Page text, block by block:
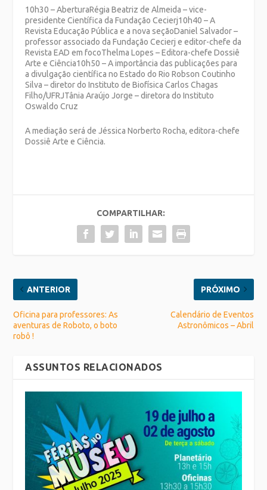
10h30 – AberturaRégia Beatriz de Almeida – vice-
presidente Científica da Fundação Cecierj10h40 – A
Revista Educação Pública e a nova seçãoDaniel Salvador –
professor associado da Fundação Cecierj e editor-chefe da
Revista EAD em focoThelma Lopes – Editora-chefe Dossiê
Arte e Ciência10h50 – A importância das publicações para
a divulgação científica no Estado do Rio Robson Coutinho
Silva – diretor do Instituto de Biofísica Carlos Chagas
Filho/UFRJTânia Araújo Jorge – diretora do Instituto
Oswaldo Cruz
A mediação será de Jéssica Norberto Rocha, editora-chefe
Dossiê Arte e Ciência.
COMPARTILHAR:
ANTERIOR
Oficina para professores: As
aventuras de Roboto, o boto
robô !
PRÓXIMO
Calendário de Eventos
Astronômicos – Abril
ASSUNTOS RELACIONADOS